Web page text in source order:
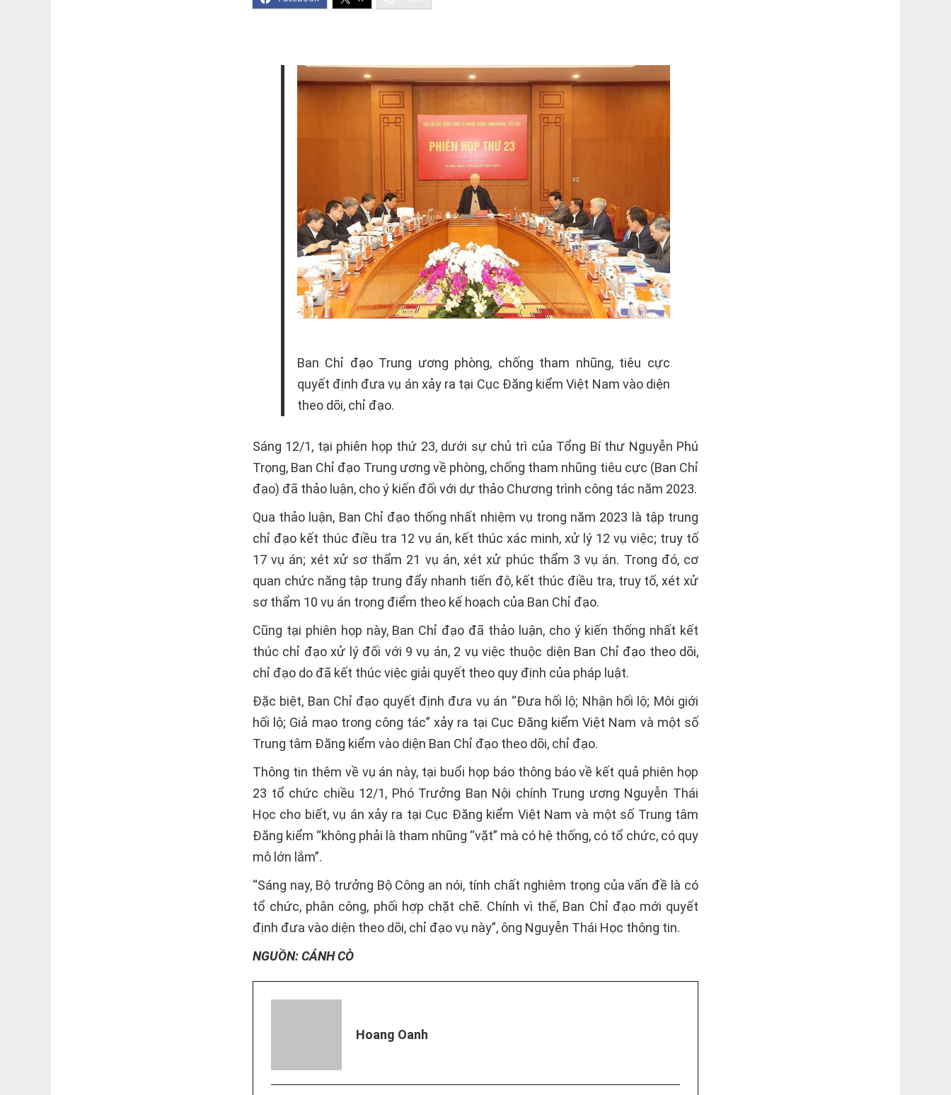
Ban Chỉ đạo Trung ương phòng, chống tham nhũng, tiêu cực
quyết định đưa vụ án xảy ra tại Cục Đăng kiểm Việt Nam vào diện
theo dõi, chỉ đạo.
Sáng 12/1, tại phiên họp thứ 23, dưới sự chủ trì của Tổng Bí thư Nguyễn Phú
Trọng, Ban Chỉ đạo Trung ương về phòng, chống tham nhũng tiêu cực (Ban Chỉ
đạo) đã thảo luận, cho ý kiến đối với dự thảo Chương trình công tác năm 2023.
Qua thảo luận, Ban Chỉ đạo thống nhất nhiệm vụ trong năm 2023 là tập trung
chỉ đạo kết thúc điều tra 12 vụ án, kết thúc xác minh, xử lý 12 vụ việc; truy tố
17 vụ án; xét xử sơ thẩm 21 vụ án, xét xử phúc thẩm 3 vụ án. Trong đó, cơ
quan chức năng tập trung đẩy nhanh tiến độ, kết thúc điều tra, truy tố, xét xử
sơ thẩm 10 vụ án trọng điểm theo kế hoạch của Ban Chỉ đạo.
Cũng tại phiên họp này, Ban Chỉ đạo đã thảo luận, cho ý kiến thống nhất kết
thúc chỉ đạo xử lý đối với 9 vụ án, 2 vụ việc thuộc diện Ban Chỉ đạo theo dõi,
chỉ đạo do đã kết thúc việc giải quyết theo quy định của pháp luật.
Đặc biệt, Ban Chỉ đạo quyết định đưa vụ án “Đưa hối lộ; Nhận hối lộ; Môi giới
hối lộ; Giả mạo trong công tác” xảy ra tại Cục Đăng kiểm Việt Nam và một số
Trung tâm Đăng kiểm vào diện Ban Chỉ đạo theo dõi, chỉ đạo.
Thông tin thêm về vụ án này, tại buổi họp báo thông báo về kết quả phiên họp
23 tổ chức chiều 12/1, Phó Trưởng Ban Nội chính Trung ương Nguyễn Thái
Học cho biết, vụ án xảy ra tại Cục Đăng kiểm Việt Nam và một số Trung tâm
Đăng kiểm “không phải là tham nhũng “vặt” mà có hệ thống, có tổ chức, có quy
mô lớn lắm”.
“Sáng nay, Bộ trưởng Bộ Công an nói, tính chất nghiêm trọng của vấn đề là có
tổ chức, phân công, phối hợp chặt chẽ. Chính vì thế, Ban Chỉ đạo mới quyết
định đưa vào diện theo dõi, chỉ đạo vụ này”, ông Nguyễn Thái Học thông tin.
NGUỒN: CÁNH CÒ
Hoang Oanh